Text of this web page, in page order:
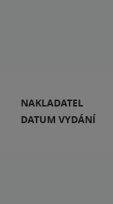
NAKLADATEL
DATUM VYDÁNÍ